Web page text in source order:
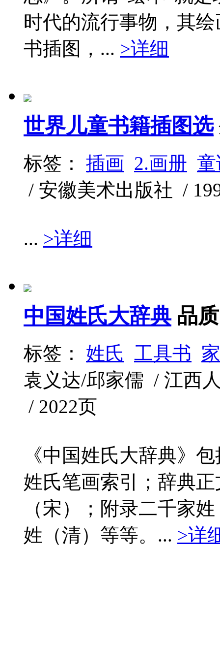
时代的流行事物，其
书插图，... >详细
世界儿童书籍插图选
标签： 插画 2.画册
/ 安徽美术出版社 /
... >详细
中国姓氏大辞典 品
标签： 姓氏 工具书
袁义达/邱家儒 / 江西
/ 2022页
《中国姓氏大辞典》
姓氏笔画索引；辞典
（宋）；附录二千家
姓（清）等等。... >详